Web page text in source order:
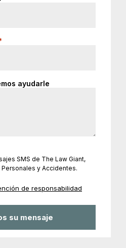
ayudarle
SMS de The Law Giant,
y Accidentes.
de responsabilidad